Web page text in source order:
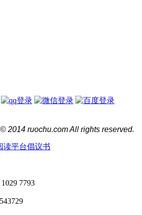
2014 ruochu.com All rights reserved.
读平台倡议书
7793